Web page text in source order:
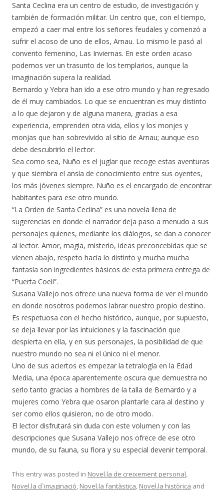
Santa Ceclina era un centro de estudio, de investigación y
también de formación militar. Un centro que, con el tiempo,
empezó a caer mal entre los señores feudales y comenzó a
sufrir el acoso de uno de ellos, Arnau. Lo mismo le pasó al
convento femenino, Las Inviernas. En este orden acaso
podemos ver un trasunto de los templarios, aunque la
imaginación supera la realidad.
Bernardo y Yebra han ido a ese otro mundo y han regresado
de él muy cambiados. Lo que se encuentran es muy distinto
a lo que dejaron y de alguna manera, gracias a esa
experiencia, emprenden otra vida, ellos y los monjes y
monjas que han sobrevivido al sitio de Arnau; aunque eso
debe descubrirlo el lector.
Sea como sea, Nuño es el juglar que recoge estas aventuras
y que siembra el ansía de conocimiento entre sus oyentes,
los más jóvenes siempre. Nuño es el encargado de encontrar
habitantes para ese otro mundo.
“La Orden de Santa Ceclina” es una novela llena de
sugerencias en donde el narrador deja paso a menudo a sus
personajes quienes, mediante los diálogos, se dan a conocer
al lector. Amor, magia, misterio, ideas preconcebidas que se
vienen abajo, respeto hacia lo distinto y mucha mucha
fantasía son ingredientes básicos de esta primera entrega de
“Puerta Coeli”.
Susana Vallejo nos ofrece una nueva forma de ver el mundo
en donde nosotros podemos labrar nuestro propio destino.
Es respetuosa con el hecho histórico, aunque, por supuesto,
se deja llevar por las intuiciones y la fascinación que
despierta en ella, y en sus personajes, la posibilidad de que
nuestro mundo no sea ni el único ni el menor.
Uno de sus aciertos es empezar la tetralogía en la Edad
Media, una época aparentemente oscura que demuestra no
serlo tanto gracias a hombres de la talla de Bernardo y a
mujeres como Yebra que osaron plantarle cara al destino y
ser como ellos quisieron, no de otro modo.
El lector disfrutará sin duda con este volumen y con las
descripciones que Susana Vallejo nos ofrece de ese otro
mundo, de su fauna, su flora y su especial devenir temporal.
This entry was posted in Novel.la de creixement personal,
Novel.la d`imaginació, Novel.la fantàstica, Novel.la històrica and